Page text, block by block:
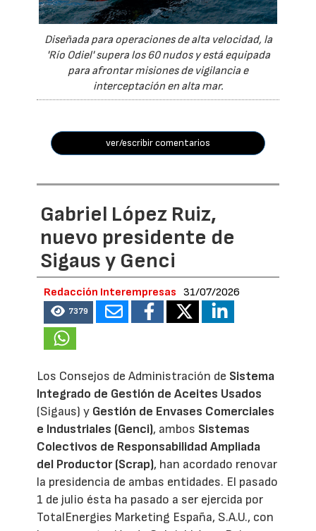
Diseñada para operaciones de alta velocidad, la
'Río Odiel' supera los 60 nudos y está equipada
para afrontar misiones de vigilancia e
interceptación en alta mar.
ver/escribir comentarios
Gabriel López Ruiz,
nuevo presidente de
Sigaus y Genci
Redacción Interempresas 31/07/2026
7379
Los Consejos de Administración de Sistema
Integrado de Gestión de Aceites Usados
(Sigaus) y Gestión de Envases Comerciales
e Industriales (Genci), ambos Sistemas
Colectivos de Responsabilidad Ampliada
del Productor (Scrap), han acordado renovar
la presidencia de ambas entidades. El pasado
1 de julio ésta ha pasado a ser ejercida por
TotalEnergies Marketing España, S.A.U., con